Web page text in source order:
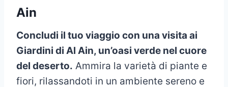
Ain
Concludi il tuo viaggio con una visita ai
Giardini di Al Ain, un’oasi verde nel cuore
del deserto. Ammira la varietà di piante e
fiori, rilassandoti in un ambiente sereno e